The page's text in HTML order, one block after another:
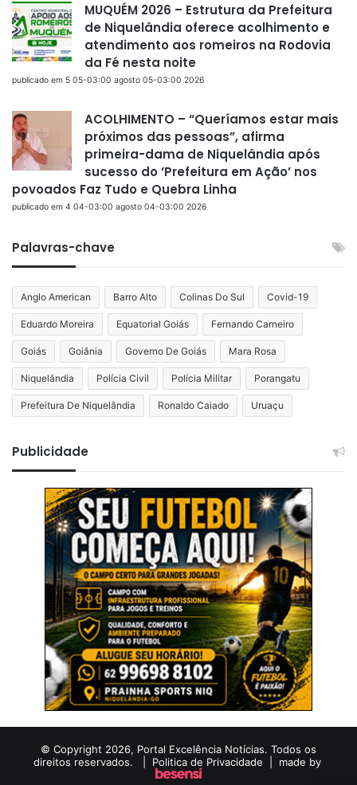
MUQUÉM 2026 – Estrutura da Prefeitura
de Niquelândia oferece acolhimento e
atendimento aos romeiros na Rodovia
da Fé nesta noite
publicado em 5 05-03:00 agosto 05-03:00 2026
ACOLHIMENTO – “Queríamos estar mais
próximos das pessoas”, afirma
primeira-dama de Niquelândia após
sucesso do ‘Prefeitura em Ação’ nos
povoados Faz Tudo e Quebra Linha
publicado em 4 04-03:00 agosto 04-03:00 2026
Palavras-chave
Anglo American Barro Alto Colinas Do Sul Covid-19
Eduardo Moreira Equatorial Goiás Fernando Carneiro
Goiás Goiânia Governo De Goiás Mara Rosa
Niquelândia Polícia Civil Polícia Militar Porangatu
Prefeitura De Niquelândia Ronaldo Caiado Uruaçu
Publicidade
© Copyright 2026, Portal Excelência Notícias. Todos os
direitos reservados. | Politica de Privacidade | made by